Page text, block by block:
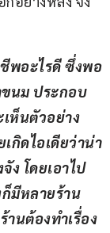
พอะไรดี ซึ่งพอ
นม ประกอบ
ห็นตัวอย่าง
กิดไอเดียว่าน่า
ง โดยเอาไป
มีหลายร้าน
านต้องทำเรื่อง